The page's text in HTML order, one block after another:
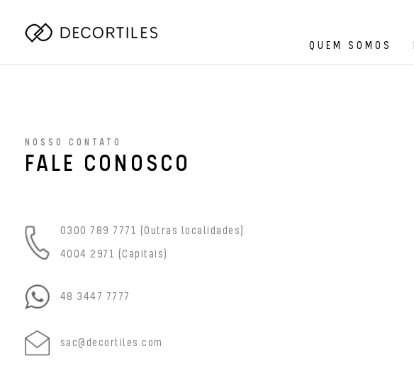
QUEM SOMOS
NOSSO CONTATO
FALE CONOSCO
0300 789 7771 (Outras localidades)
4004 2971 (Capitais)
48 3447 7777
sac@decortiles.com